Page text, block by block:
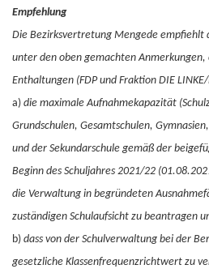
Empfehlung
Die Bezirksvertretung Mengede empfiehlt
unter den oben gemachten
Enthaltungen (FDP und Fraktion DIE LINKE/
a) die maximale Aufnahmekapazität
Grundschulen, Gesamtschulen,
und der Sekundarschule gemäß der
Beginn des Schuljahres 2021/22
die Verwaltung in begründeten
zuständigen Schulaufsicht zu beantragen
b) dass von der Schulverwaltung bei der
gesetzliche Klassenfrequenzrichtwert zu